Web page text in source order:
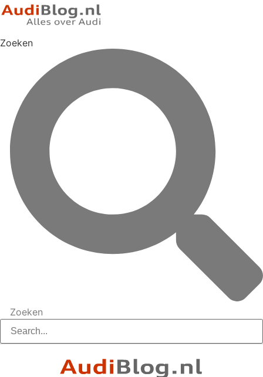
Zoeken
Zoeken